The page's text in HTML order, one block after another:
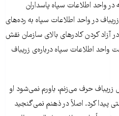
واحد اطلاعات سپاه پاسداران
در واحد اطلاعات سپاه به رده‌های
بالایی رسید. وی در وقایع سال ۶۰ در آزاد کردن کادرهای بالای سازمان نقش
اطلاعات سپاه درباره‌ی زریباف
زریباف حرف می‌زنم، باورم نمی‌شود او
کرد. اصلاً‌ در ذهنم نمی‌گنجید